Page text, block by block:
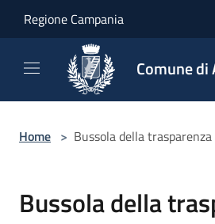
Regione Campania
Comune di
Home > Bussola della trasparenza
Bussola della